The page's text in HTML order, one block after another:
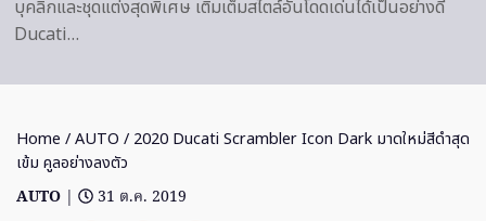
บุคลิกและชุดแต่งสุดพิเศษ เติมเต็มสไตล์อันโดดเด่นได้เป็นอย่างดี
Ducati…
Home /AUTO / 2020 Ducati Scrambler Icon Dark มาดใหม่สีดำสุด
เข้ม คูลอย่างลงตัว
AUTO |
31 ต.ค. 2019